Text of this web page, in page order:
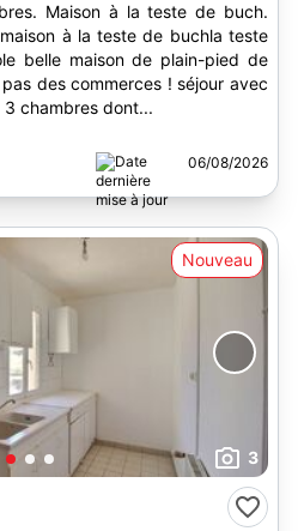
Maison à la teste de buch.
à la teste de buchla teste
belle maison de plain-pied de
des commerces ! séjour avec
chambres dont...
06/08/2026
Nouveau
3